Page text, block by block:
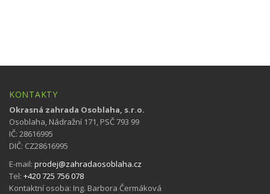
KONTAKTY
Okrasná zahrada Osoblaha, s.r.o.
Osoblaha, Nádražní 171, PSČ 793 99
IČ: 28616995
DIČ: CZ28616995
E-mail: prodej@zahradaosoblaha.cz
Tel: +420 725 756 078
Kontaktní osoba: Ing. Barbora Čermáková